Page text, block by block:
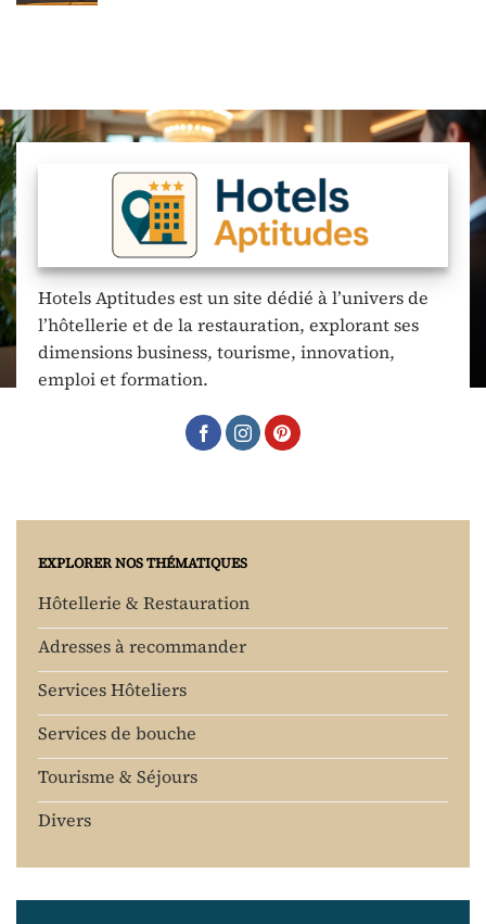
Hotels Aptitudes est un site dédié à l’univers de
l’hôtellerie et de la restauration, explorant ses
dimensions business, tourisme, innovation,
emploi et formation.
EXPLORER NOS THÉMATIQUES
Hôtellerie & Restauration
Adresses à recommander
Services Hôteliers
Services de bouche
Tourisme & Séjours
Divers